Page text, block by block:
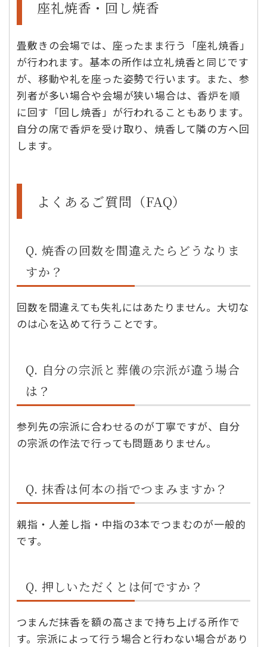
座礼焼香・回し焼香
畳敷きの会場では、座ったまま行う「座礼焼香」
が行われます。基本の所作は立礼焼香と同じです
が、移動や礼を座った姿勢で行います。また、参
列者が多い場合や会場が狭い場合は、香炉を順
に回す「回し焼香」が行われることもあります。
自分の席で香炉を受け取り、焼香して隣の方へ回
します。
よくあるご質問（FAQ）
Q. 焼香の回数を間違えたらどうなりま
すか？
回数を間違えても失礼にはあたりません。大切な
のは心を込めて行うことです。
Q. 自分の宗派と葬儀の宗派が違う場合
は？
参列先の宗派に合わせるのが丁寧ですが、自分
の宗派の作法で行っても問題ありません。
Q. 抹香は何本の指でつまみますか？
親指・人差し指・中指の3本でつまむのが一般的
です。
Q. 押しいただくとは何ですか？
つまんだ抹香を額の高さまで持ち上げる所作で
す。宗派によって行う場合と行わない場合があり